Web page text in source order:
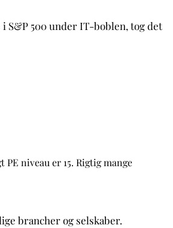
S&P 500 under IT-boblen, tog det
niveau er 15. Rigtig mange
brancher og selskaber.